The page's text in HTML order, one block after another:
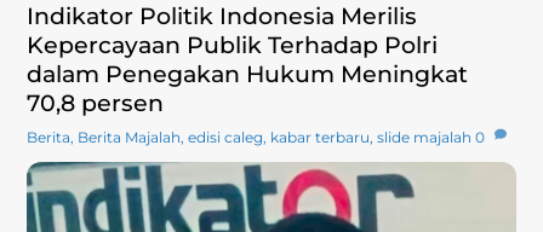
Indikator Politik Indonesia Merilis
Kepercayaan Publik Terhadap Polri
dalam Penegakan Hukum Meningkat
70,8 persen
Berita, Berita Majalah,edisi caleg, kabar terbaru,slide majalah 0